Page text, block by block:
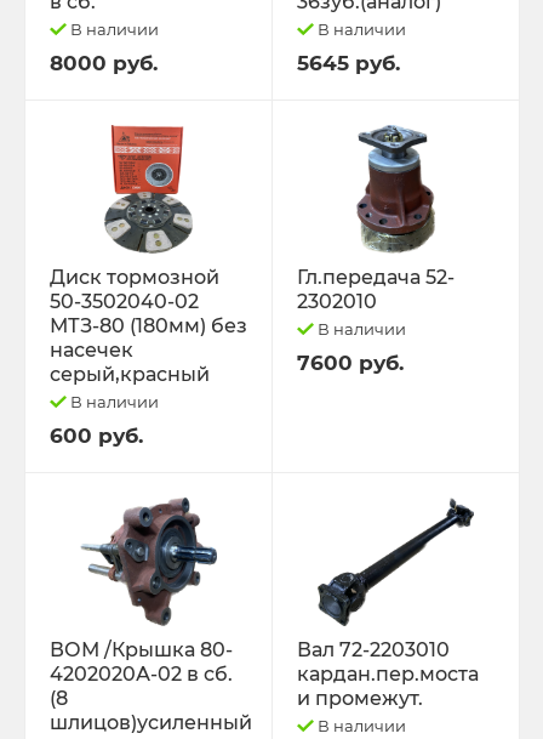
В наличии
8000 руб.
В наличии
5645 руб.
Диск тормозной
50-3502040-02
МТЗ-80 (180мм) без
насечек
серый,красный
В наличии
600 руб.
Гл.передача 52-
2302010
В наличии
7600 руб.
ВОМ /Крышка 80-
4202020А-02 в сб.
(8
шлицов)усиленный
Вал 72-2203010
кардан.пер.моста
и промежут.
В наличии